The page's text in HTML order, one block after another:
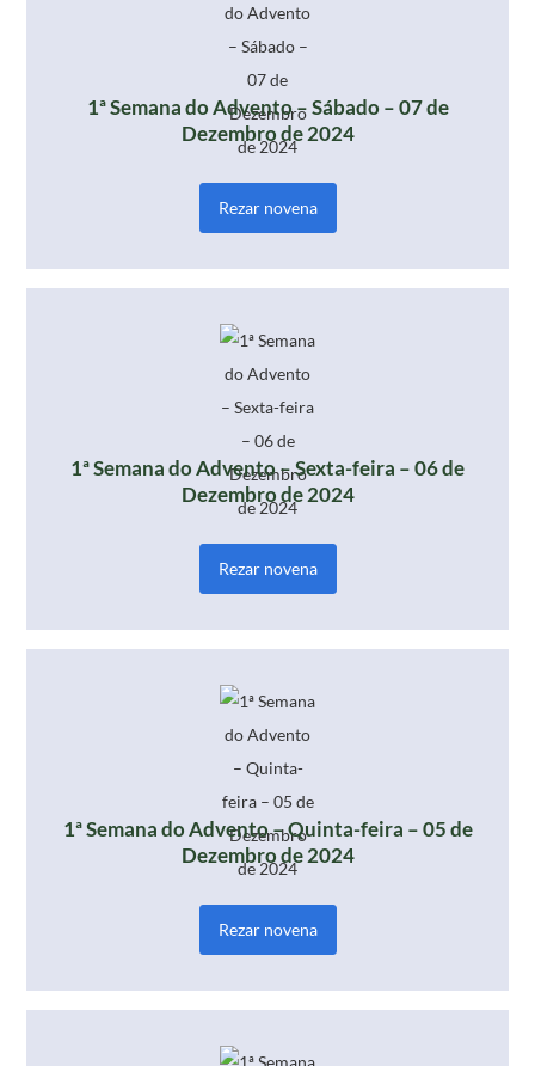
1ª Semana do Advento – Sábado – 07 de
Dezembro de 2024
Rezar novena
1ª Semana do Advento – Sexta-feira – 06 de
Dezembro de 2024
Rezar novena
1ª Semana do Advento – Quinta-feira – 05 de
Dezembro de 2024
Rezar novena